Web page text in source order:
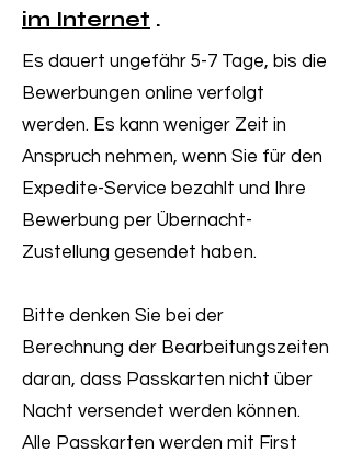
im Internet .
Es dauert ungefähr 5-7 Tage, bis die
Bewerbungen online verfolgt
werden. Es kann weniger Zeit in
Anspruch nehmen, wenn Sie für den
Expedite-Service bezahlt und Ihre
Bewerbung per Übernacht-
Zustellung gesendet haben.
Bitte denken Sie bei der
Berechnung der Bearbeitungszeiten
daran, dass Passkarten nicht über
Nacht versendet werden können.
Alle Passkarten werden mit First